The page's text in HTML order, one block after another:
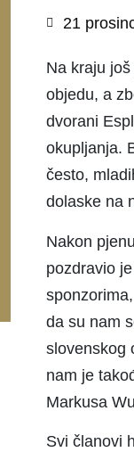
21
Na kraju
objedu, a
dvorani
okupljanja.
često,
dolaske na
Nakon
pozdravio
da su nam
slovenskog
nam je
Markusa
Svi članovi